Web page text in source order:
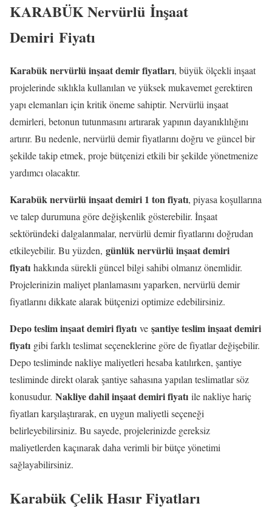
KARABÜK Nervürlü İnşaat
Demiri Fiyatı
Karabük nervürlü inşaat demir fiyatları, büyük ölçekli inşaat
projelerinde sıklıkla kullanılan ve yüksek mukavemet gerektiren
yapı elemanları için kritik öneme sahiptir. Nervürlü inşaat
demirleri, betonun tutunmasını artırarak yapının dayanıklılığını
artırır. Bu nedenle, nervürlü demir fiyatlarını doğru ve güncel bir
şekilde takip etmek, proje bütçenizi etkili bir şekilde yönetmenize
yardımcı olacaktır.
Karabük nervürlü inşaat demiri 1 ton fiyatı, piyasa koşullarına
ve talep durumuna göre değişkenlik gösterebilir. İnşaat
sektöründeki dalgalanmalar, nervürlü demir fiyatlarını doğrudan
etkileyebilir. Bu yüzden, günlük nervürlü inşaat demiri
fiyatı hakkında sürekli güncel bilgi sahibi olmanız önemlidir.
Projelerinizin maliyet planlamasını yaparken, nervürlü demir
fiyatlarını dikkate alarak bütçenizi optimize edebilirsiniz.
Depo teslim inşaat demiri fiyatı ve şantiye teslim inşaat demiri
fiyatı gibi farklı teslimat seçeneklerine göre de fiyatlar değişebilir.
Depo tesliminde nakliye maliyetleri hesaba katılırken, şantiye
tesliminde direkt olarak şantiye sahasına yapılan teslimatlar söz
konusudur. Nakliye dahil inşaat demiri fiyatı ile nakliye hariç
fiyatları karşılaştırarak, en uygun maliyetli seçeneği
belirleyebilirsiniz. Bu sayede, projelerinizde gereksiz
maliyetlerden kaçınarak daha verimli bir bütçe yönetimi
sağlayabilirsiniz.
Karabük Çelik Hasır Fiyatları